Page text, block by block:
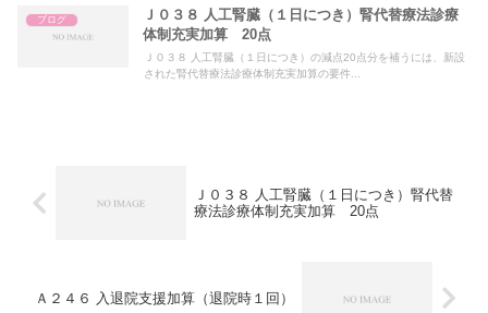
ブログ
Ｊ０３８ 人工腎臓（１日につき）腎代替療法診療
体制充実加算 20点
Ｊ０３８ 人工腎臓（１日につき）の減点20点分を補うには、新設
された腎代替療法診療体制充実加算の要件...
Ｊ０３８ 人工腎臓（１日につき）腎代替
療法診療体制充実加算 20点
Ａ２４６ 入退院支援加算（退院時１回）